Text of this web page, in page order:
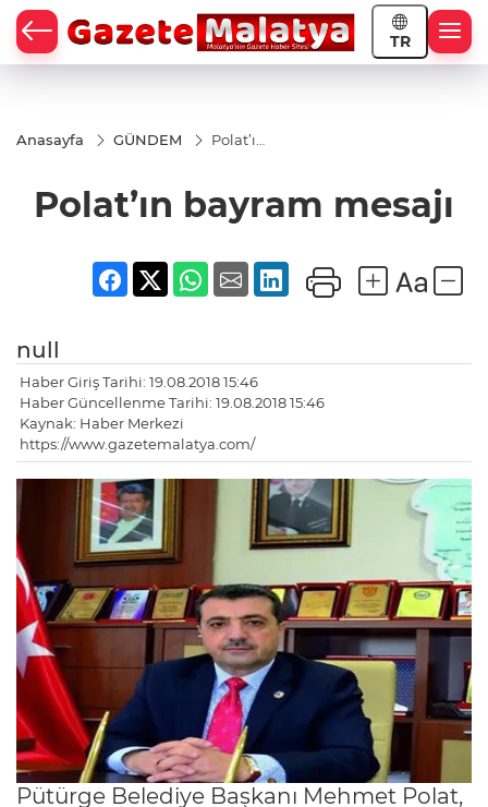
TR
Anasayfa GÜNDEM
Polat’ın
Polat’ın bayram mesajı
null
Haber Giriş Tarihi: 19.08.2018 15:46
Haber Güncellenme Tarihi: 19.08.2018 15:46
Kaynak: Haber Merkezi
https://www.gazetemalatya.com/
Pütürge Belediye Başkanı Mehmet Polat,